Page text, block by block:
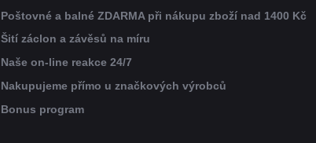
Poštovné a balné ZDARMA při nákupu zboží nad 1400 Kč
Šití záclon a závěsů na míru
Naše on-line reakce 24/7
Nakupujeme přímo u značkových výrobců
Bonus program